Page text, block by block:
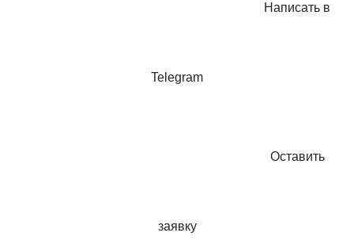
Написать в
Telegram
Оставить
заявку